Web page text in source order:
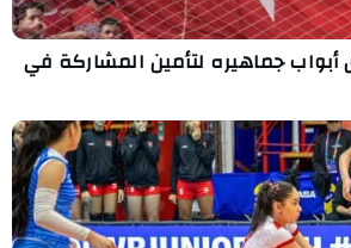
أبواب جماهيره لتأمين المشاركة في